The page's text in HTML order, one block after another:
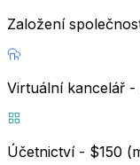
Založení
Virtuální kancelář -
Účetnictví - $150